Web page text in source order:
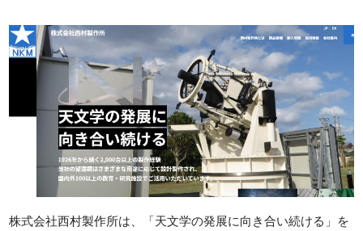
株式会社西村製作所は、「天文学の発展に向き合い続ける」を